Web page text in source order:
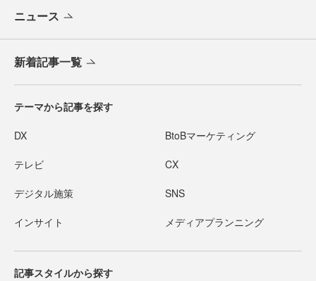
ニュース
新着記事一覧
テーマから記事を探す
DX BtoBマーケティング
テレビ CX
デジタル施策 SNS
インサイト メディアプランニング
記事スタイルから探す